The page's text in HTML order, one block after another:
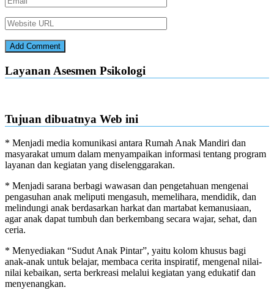
Layanan Asesmen Psikologi
Tujuan dibuatnya Web ini
* Menjadi media komunikasi antara Rumah Anak Mandiri dan
masyarakat umum dalam menyampaikan informasi tentang program
layanan dan kegiatan yang diselenggarakan.
* Menjadi sarana berbagi wawasan dan pengetahuan mengenai
pengasuhan anak meliputi mengasuh, memelihara, mendidik, dan
melindungi anak berdasarkan harkat dan martabat kemanusiaan,
agar anak dapat tumbuh dan berkembang secara wajar, sehat, dan
ceria.
* Menyediakan “Sudut Anak Pintar”, yaitu kolom khusus bagi
anak-anak untuk belajar, membaca cerita inspiratif, mengenal nilai-
nilai kebaikan, serta berkreasi melalui kegiatan yang edukatif dan
menyenangkan.